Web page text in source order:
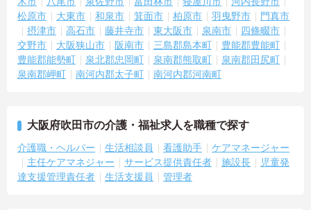
松原市
大東市 和泉市 箕面市 柏原市 羽曳野市
門真市
摂津市
高石市 藤井寺市 東大阪市 泉南市
四條畷市
交野市
大阪狭山市 阪南市 三島郡島本町
豊能郡豊能町
豊能郡能勢町
泉北郡忠岡町 泉南郡熊取町
泉南郡田尻町
泉南郡岬町
南河内郡太子町 南河内郡河南町
大阪府吹田市の介護・福祉求人を職種で探す
介護職・ヘルパー 生活相談員 看護助手
ケアマネージャー
主任ケアマネジャー
サービス提供責任者 施設長
児童発
達支援管理責任者
生活支援員 管理者